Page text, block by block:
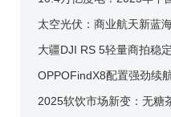
见证经济活力与绿色转型
太空光伏：商业航天新蓝
亿市场，哪些企业将突围？
大疆DJI RS 5轻量商拍稳
助力摄影师轻松驾驭多样
OPPOFindX8配置强劲续
元，12+512GB版入手正
2025软饮市场新变：无糖